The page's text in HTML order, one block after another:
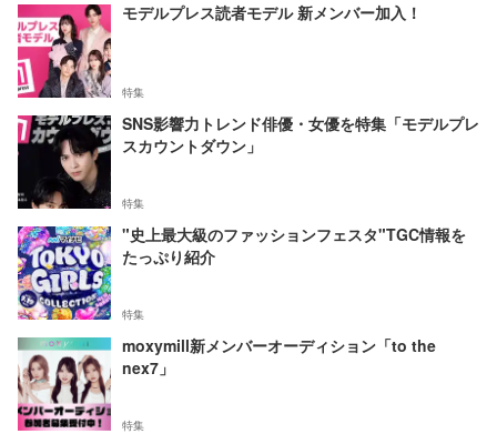
モデルプレス読者モデル 新メンバー加入！
特集
SNS影響力トレンド俳優・女優を特集「モデルプレ
スカウントダウン」
特集
"史上最大級のファッションフェスタ"TGC情報を
たっぷり紹介
特集
moxymill新メンバーオーディション「to the
nex7」
特集